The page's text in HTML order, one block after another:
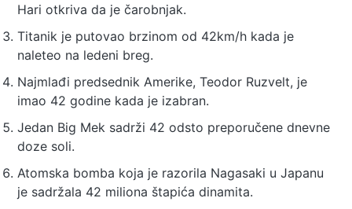
Hari otkriva da je čarobnjak.
Titanik je putovao brzinom od 42km/h kada je
naleteo na ledeni breg.
Najmlađi predsednik Amerike, Teodor Ruzvelt, je
imao 42 godine kada je izabran.
Jedan Big Mek sadrži 42 odsto preporučene dnevne
doze soli.
Atomska bomba koja je razorila Nagasaki u Japanu
je sadržala 42 miliona štapića dinamita.